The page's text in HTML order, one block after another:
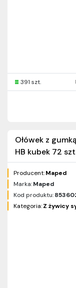
391 szt.
Ołówek z
HB kubek 72
Producent:Maped
Marka:Maped
Kod produktu:
Kategoria:Z żywicy